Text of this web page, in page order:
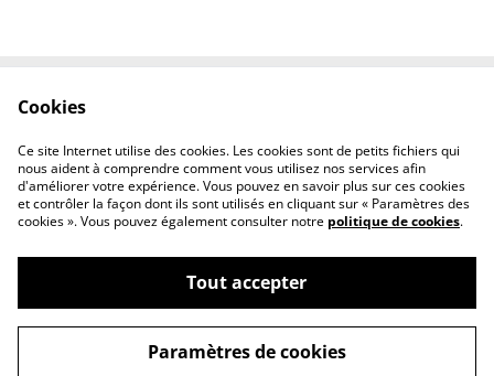
Politique de
confidentialité
Politique de cookies
©2026Fleurs et lin boutique
powered by
Cookies
Ce site Internet utilise des cookies. Les cookies sont de petits fichiers qui
nous aident à comprendre comment vous utilisez nos services afin
d'améliorer votre expérience. Vous pouvez en savoir plus sur ces cookies
et contrôler la façon dont ils sont utilisés en cliquant sur « Paramètres des
cookies ». Vous pouvez également consulter notre politique de cookies.
Tout accepter
Paramètres de cookies